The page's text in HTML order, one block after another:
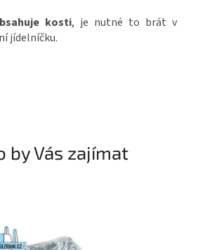
kosti, je nutné to brát v
jídelníčku.
by Vás zajímat